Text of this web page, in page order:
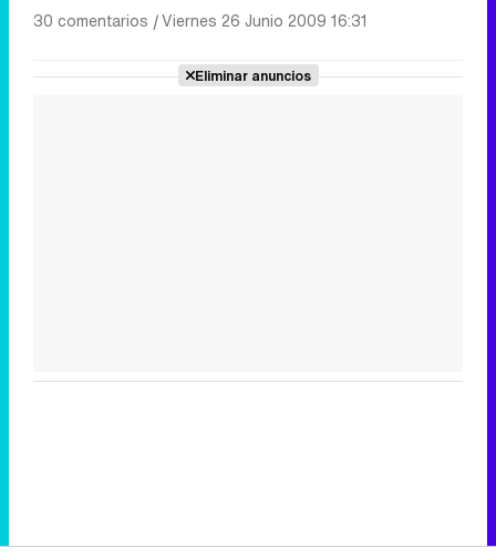
30 comentarios |Viernes 26 Junio 2009 16:31
Eliminar anuncios